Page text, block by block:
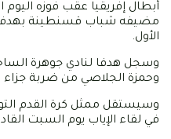
مضيفه شباب قسنطينة
الأول.
وحمزة الجلاصي من ضربة جزاء
وسيستقل ممثل كرة القدم
في لقاء الإياب يوم السبت